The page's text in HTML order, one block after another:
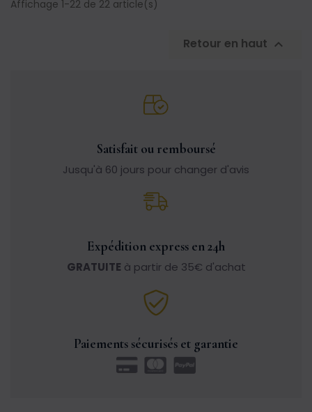
Affichage 1-22 de 22 article(s)
Retour en haut 
Satisfait ou remboursé
Jusqu'à 60 jours pour changer d'avis
Expédition express en 24h
GRATUITE à partir de 35€ d'achat
Paiements sécurisés et garantie